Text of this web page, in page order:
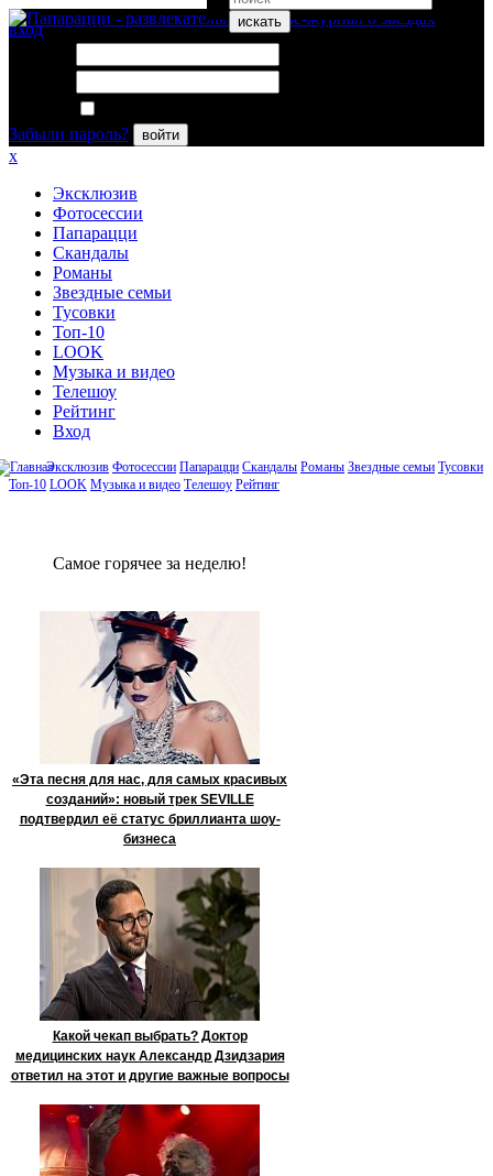
искать
вход
Забыли пароль?
войти
x
Эксклюзив
Фотосессии
Папарацци
Скандалы
Романы
Звездные семьи
Тусовки
Топ-10
LOOK
Музыка и видео
Телешоу
Рейтинг
Вход
Эксклюзив Фотосессии Папарацци Скандалы Романы Звездные семьи Тусовки
Топ-10 LOOK Музыка и видео Телешоу Рейтинг
Сaмое гoрячее за неделю!
«Эта песня для нас, для самых красивых
созданий»: новый трек SEVILLE
подтвердил её статус бриллианта шоу-
бизнеса
Какой чекап выбрать? Доктор
медицинских наук Александр Дзидзария
ответил на этот и другие важные вопросы